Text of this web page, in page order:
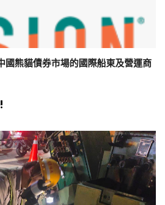
國熊貓債券市場的國際船東及營運商